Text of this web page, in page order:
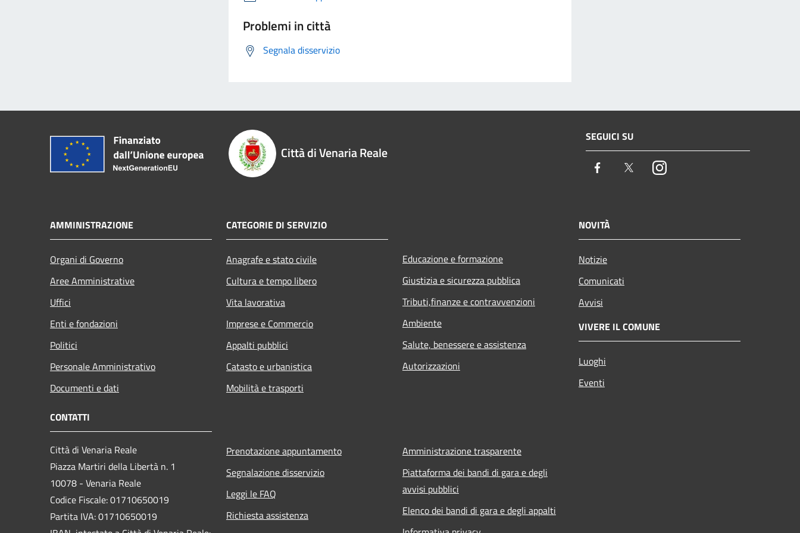
Problemi in città
Segnala disservizio
Città di Venaria Reale
SEGUICI SU
Facebook TwitterInstagram
AMMINISTRAZIONE
Organi di Governo
Aree Amministrative
Uffici
Enti e fondazioni
Politici
Personale Amministrativo
Documenti e dati
CATEGORIE DI SERVIZIO
Anagrafe e stato civile
Cultura e tempo libero
Vita lavorativa
Imprese e Commercio
Appalti pubblici
Catasto e urbanistica
Mobilità e trasporti
Educazione e formazione
Giustizia e sicurezza pubblica
Tributi,finanze e contravvenzioni
Ambiente
Salute, benessere e assistenza
Autorizzazioni
NOVITÀ
Notizie
Comunicati
Avvisi
VIVERE IL COMUNE
Luoghi
Eventi
CONTATTI
Città di Venaria Reale
Piazza Martiri della Libertà n. 1
10078 - Venaria Reale
Codice Fiscale: 01710650019
Partita IVA: 01710650019
Prenotazione appuntamento
Segnalazione disservizio
Leggi le FAQ
Richiesta assistenza
Amministrazione trasparente
Piattaforma dei bandi di gara e degli
avvisi pubblici
Elenco dei bandi di gara e degli appalti